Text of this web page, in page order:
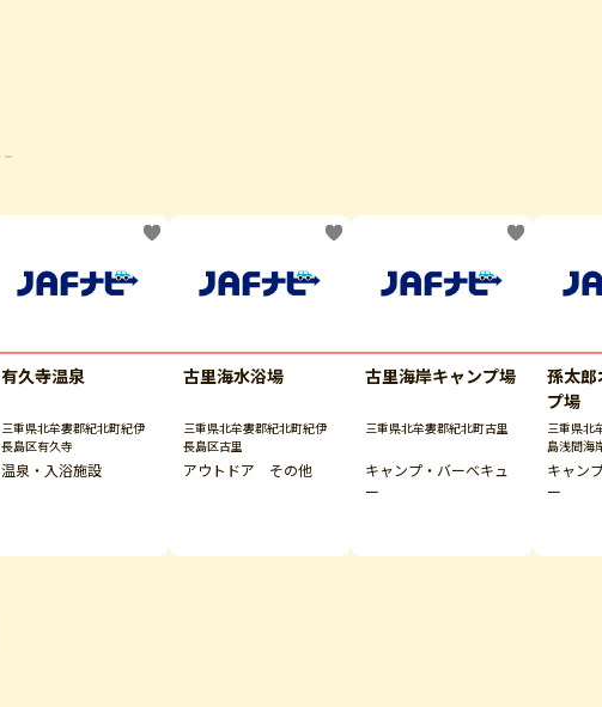
有久寺温泉
三重県北牟婁郡紀北町紀伊
長島区有久寺
温泉・入浴施設
古里海水浴場
三重県北牟婁郡紀北町紀伊
長島区古里
アウトドア その他
古里海岸キャンプ場
三重県北牟婁郡紀北町古里
キャンプ・バーベキュ
ー
孫太
プ場
三重県北
島浅間海
キャン
ー